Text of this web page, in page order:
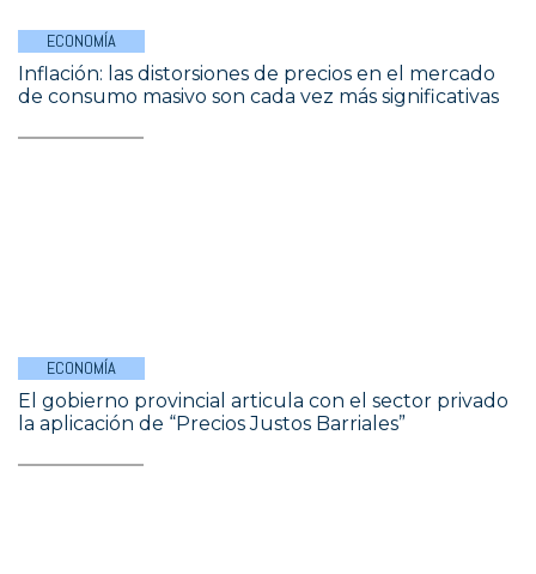
ECONOMÍA
Inflación: las distorsiones de precios en el mercado
de consumo masivo son cada vez más significativas
ECONOMÍA
El gobierno provincial articula con el sector privado
la aplicación de “Precios Justos Barriales”